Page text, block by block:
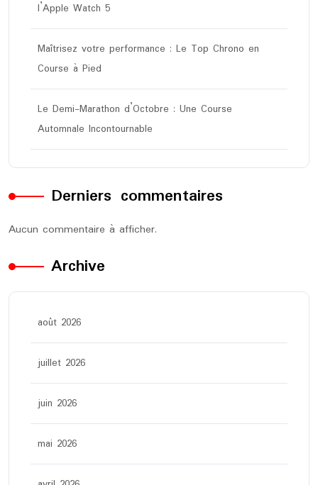
l’Apple Watch 5
Maîtrisez votre performance : Le Top Chrono en
Course à Pied
Le Demi-Marathon d’Octobre : Une Course
Automnale Incontournable
Derniers commentaires
Aucun commentaire à afficher.
Archive
août 2026
juillet 2026
juin 2026
mai 2026